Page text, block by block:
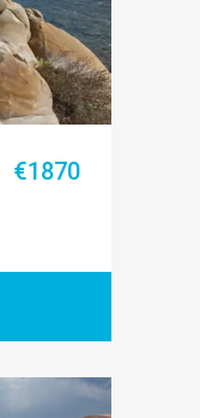
€1870